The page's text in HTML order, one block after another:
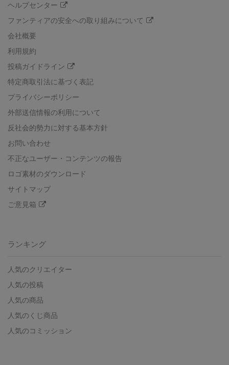
ヘルプセンター
ファンティアの安全への取り組みについて
会社概要
利用規約
投稿ガイドライン
特定商取引法に基づく表記
プライバシーポリシー
外部送信情報の利用について
反社会的勢力に対する基本方針
お問い合わせ
不正なユーザー・コンテンツの報告
ロゴ素材のダウンロード
サイトマップ
ご意見箱
ランキング
人気のクリエイター
人気の投稿
人気の商品
人気のくじ商品
人気のコミッション